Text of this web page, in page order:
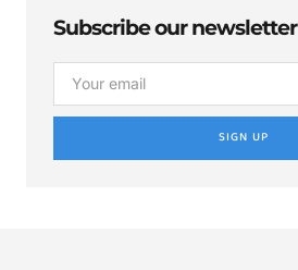
Subscribe our newsletter
SIGN UP